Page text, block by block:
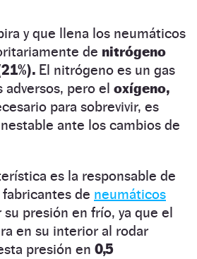
y que llena los neumáticos
de nitrógeno
El nitrógeno es un gas
pero el oxígeno,
para sobrevivir, es
ante los cambios de
es la responsable de
de neumáticos
presión en frío, ya que el
en su interior al rodar
presión en 0,5